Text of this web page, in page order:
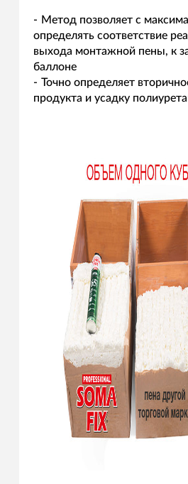
Метод позволяет с
определять соответствие
выхода монтажной пены, к
баллоне
Точно определяет
продукта и усадку